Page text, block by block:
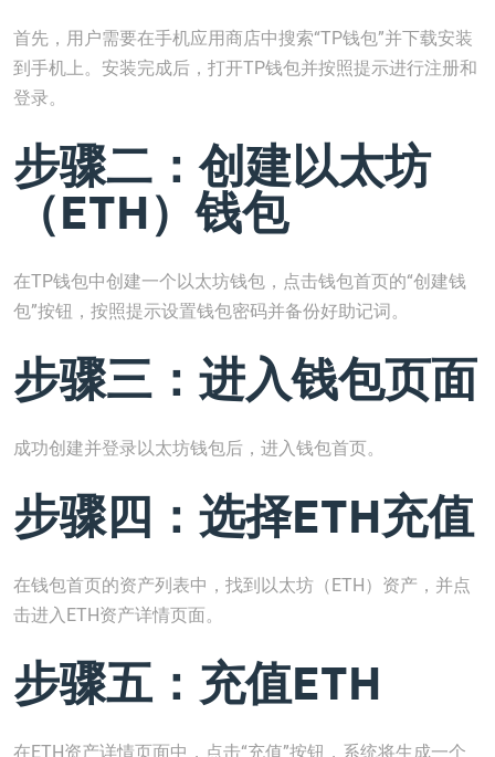
首先，用户需要在手机应用商店中搜索“TP钱包”并下载安装
到手机上。安装完成后，打开TP钱包并按照提示进行注册和
登录。
步骤二：创建以太坊
（ETH）钱包
在TP钱包中创建一个以太坊钱包，点击钱包首页的“创建钱
包”按钮，按照提示设置钱包密码并备份好助记词。
步骤三：进入钱包页面
成功创建并登录以太坊钱包后，进入钱包首页。
步骤四：选择ETH充值
在钱包首页的资产列表中，找到以太坊（ETH）资产，并点
击进入ETH资产详情页面。
步骤五：充值ETH
在ETH资产详情页面中，点击“充值”按钮，系统将生成一个